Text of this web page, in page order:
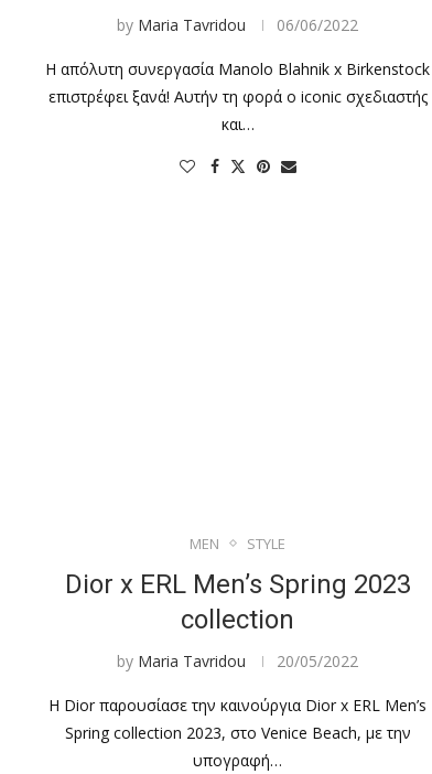
by Maria Tavridou 06/06/2022
Η απόλυτη συνεργασία Manolo Blahnik x Birkenstock
επιστρέφει ξανά! Αυτήν τη φορά ο iconic σχεδιαστής
και…
MEN STYLE
Dior x ERL Men’s Spring 2023
collection
by Maria Tavridou 20/05/2022
Η Dior παρουσίασε την καινούργια Dior x ERL Men’s
Spring collection 2023, στο Venice Beach, με την
υπογραφή…